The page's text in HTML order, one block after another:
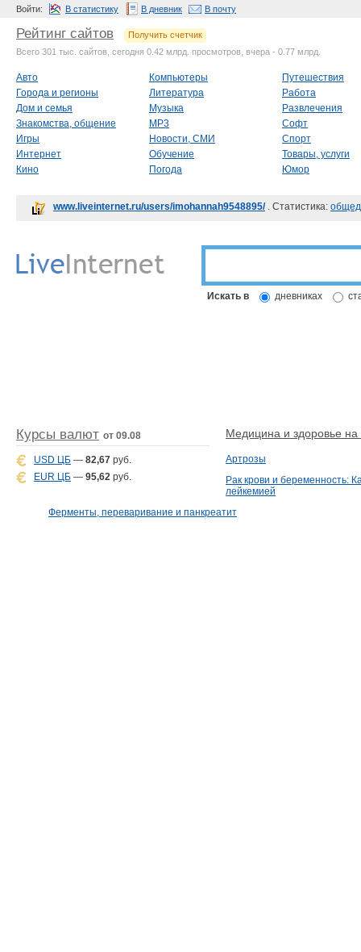
Войти: В статистику В дневник В почту
Рейтинг сайтов
Получить счетчик
Всего 301 тыс. сайтов, сегодня 0.42 млрд. просмотров, вчера - 0.77 млрд.
Авто
Города и регионы
Дом и семья
Знакомства, общение
Игры
Интернет
Кино
Компьютеры
Литература
Музыка
MP3
Новости, СМИ
Обучение
Погода
Путешествия
Работа
Развлечения
Софт
Спорт
Товары, услуги
Юмор
www.liveinternet.ru/users/imohannah9548895/. Статистика:
Искать в дневниках
Курсы валют от 09.08
USD ЦБ — 82,67 руб.
EUR ЦБ — 95,62 руб.
Медицина и здоровье на
Артрозы
Рак крови и беременность:
лейкемией
Ферменты, переваривание и панкреатит